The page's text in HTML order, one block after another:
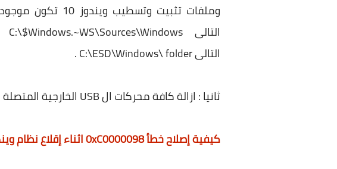
التالى C:\ESD\Windows\ folder .
ثانيا : ازالة كافة محركات ال USB الخارجية المتصلة بجهازك
كيفية إصلاح خطأ 0xC0000098 اثناء إقلاع نظام ويندوز 7, 8, 10